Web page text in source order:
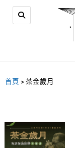
首頁 >茶金歲月